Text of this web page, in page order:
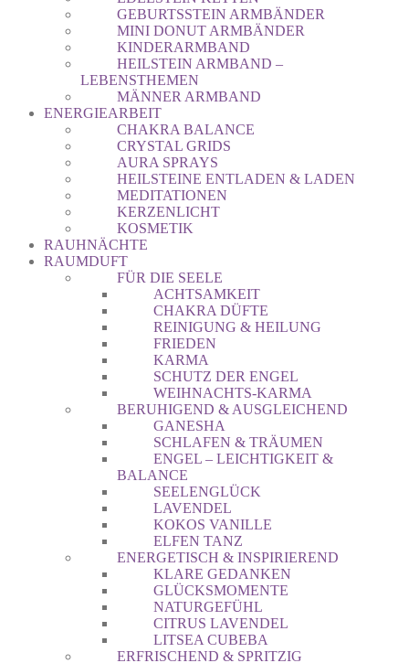
GEBURTSSTEIN ARMBÄNDER
MINI DONUT ARMBÄNDER
KINDERARMBAND
HEILSTEIN ARMBAND –
LEBENSTHEMEN
MÄNNER ARMBAND
ENERGIEARBEIT
CHAKRA BALANCE
CRYSTAL GRIDS
AURA SPRAYS
HEILSTEINE ENTLADEN & LADEN
MEDITATIONEN
KERZENLICHT
KOSMETIK
RAUHNÄCHTE
RAUMDUFT
FÜR DIE SEELE
ACHTSAMKEIT
CHAKRA DÜFTE
REINIGUNG & HEILUNG
FRIEDEN
KARMA
SCHUTZ DER ENGEL
WEIHNACHTS-KARMA
BERUHIGEND & AUSGLEICHEND
GANESHA
SCHLAFEN & TRÄUMEN
ENGEL – LEICHTIGKEIT &
BALANCE
SEELENGLÜCK
LAVENDEL
KOKOS VANILLE
ELFEN TANZ
ENERGETISCH & INSPIRIEREND
KLARE GEDANKEN
GLÜCKSMOMENTE
NATURGEFÜHL
CITRUS LAVENDEL
LITSEA CUBEBA
ERFRISCHEND & SPRITZIG